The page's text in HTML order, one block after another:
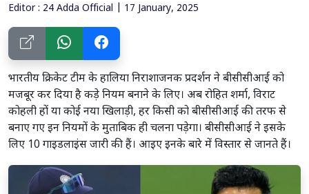
Editor : 24 Adda Official | 17 January, 2025
भारतीय क्रिकेट टीम के हालिया निराशाजनक प्रदर्शन ने बीसीसीआई को
मजबूर कर दिया है कड़े नियम बनाने के लिए। अब रोहित शर्मा, विराट
कोहली हों या कोई नया खिलाड़ी, हर किसी को बीसीसीआई की तरफ से
बनाए गए इन नियमों के मुताबिक ही चलना पड़ेगा। बीसीसीआई ने इसके
लिए 10 गाइडलाइंस जारी की हैं। आइए इनके बारे में विस्तार से जानते हैं।